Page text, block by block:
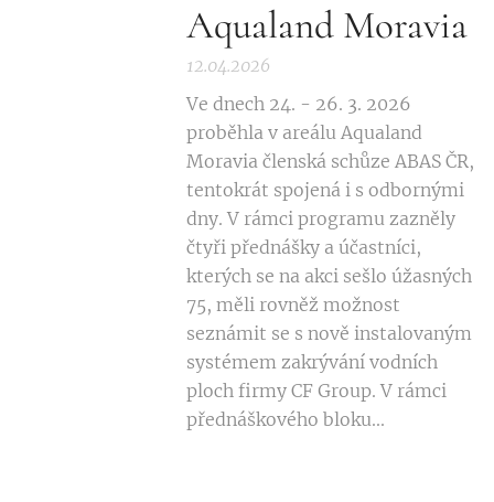
Aqualand Moravia
12.04.2026
Ve dnech 24. - 26. 3. 2026
proběhla v areálu Aqualand
Moravia členská schůze ABAS ČR,
tentokrát spojená i s odbornými
dny. V rámci programu zazněly
čtyři přednášky a účastníci,
kterých se na akci sešlo úžasných
75, měli rovněž možnost
seznámit se s nově instalovaným
systémem zakrývání vodních
ploch firmy CF Group. V rámci
přednáškového bloku...